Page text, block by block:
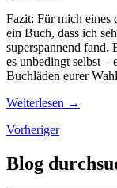
Fazit: Für mich eines
ein Buch, dass ich
superspannend fand.
es unbedingt selbst –
Buchläden eurer
Weiterlesen →
Beiträge-
Vorheriger
Blog